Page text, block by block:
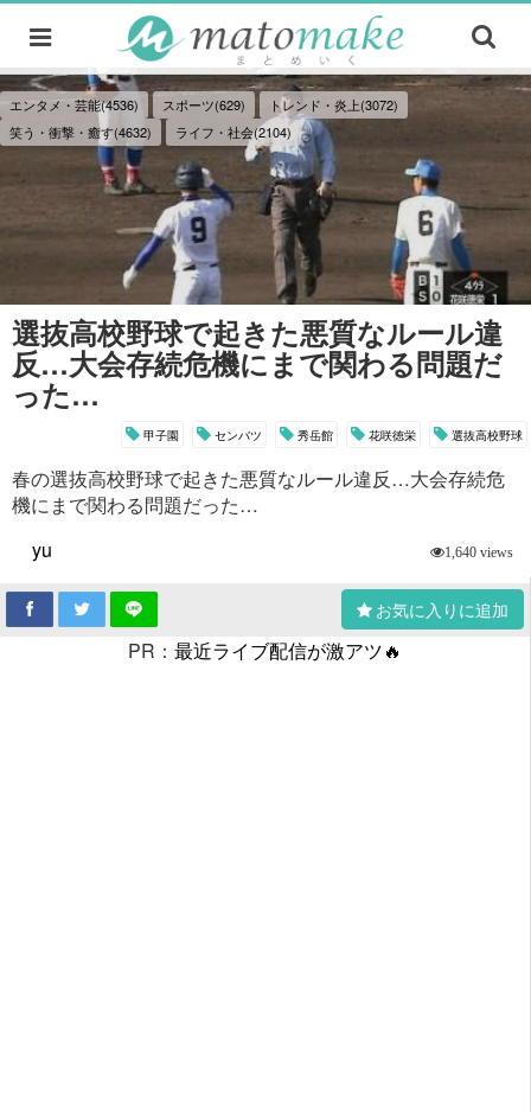
エンタメ・芸能(4536) スポーツ(629)
トレンド・炎上(3072)
笑う・衝撃・癒す(4632)
ライフ・社会(2104)
選抜高校野球で起きた悪質なルール違
反…大会存続危機にまで関わる問題だ
った…
甲子園 センバツ 秀岳館 花咲徳栄 選抜高校野球
春の選抜高校野球で起きた悪質なルール違反…大会存続危
機にまで関わる問題だった…
yu
1,640 views
お気に入りに追加
PR： 最近ライブ配信が激アツ🔥